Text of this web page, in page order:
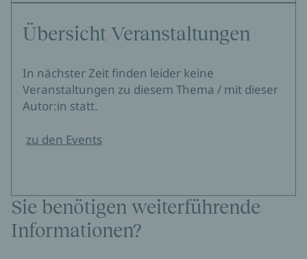
Übersicht Veranstaltungen
In nächster Zeit finden leider keine
Veranstaltungen zu diesem Thema / mit dieser
Autor:in statt.
zu den Events
Sie benötigen weiterführende
Informationen?